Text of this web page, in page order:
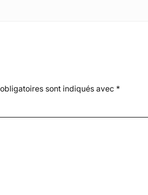
sont indiqués avec *